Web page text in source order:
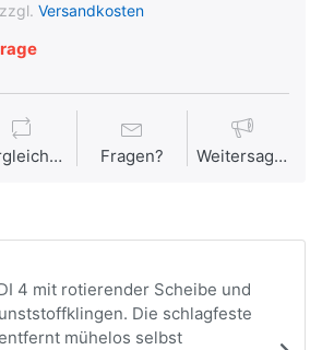
Versandkosten
Vergleichen Fragen? Weitersagen
4 mit rotierender Scheibe und
Die schlagfeste
mühelos selbst